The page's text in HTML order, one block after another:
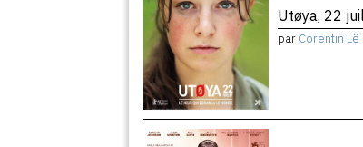
Utøya, 22
par Corentin Lê